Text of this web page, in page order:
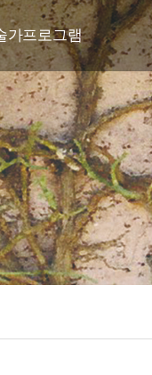
가프로그램
자연미술의 집
연미술레지던스
협력프로젝트